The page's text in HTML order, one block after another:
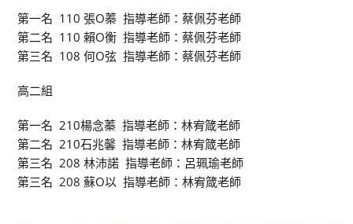
第一名 110 張O蓁 指導老師：蔡佩芬老師
第二名 110 賴O衡 指導老師：蔡佩芬老師
第三名 108 何O弦 指導老師：蔡佩芬老師
高二組
第一名 210楊念蓁 指導老師：林宥箴老師
第二名 210石兆馨 指導老師：林宥箴老師
第三名 208 林沛諾 指導老師：呂珮瑜老師
第三名 208 蘇O以 指導老師：林宥箴老師